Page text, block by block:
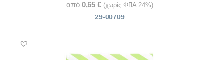
από 0,65 € (χωρίς ΦΠΑ 24%)
29-00709